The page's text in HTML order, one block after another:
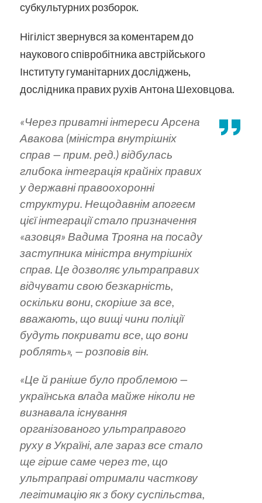
субкультурних розборок.
Нігіліст звернувся за коментарем до
наукового співробітника австрійського
Інституту гуманітарних досліджень,
дослідника правих рухів Антона Шеховцова.
«Через приватні інтереси Арсена
Авакова (міністра внутрішніх
справ — прим. ред.) відбулась
глибока інтеграція крайніх правих
у державні правоохоронні
структури. Нещодавнім апогеєм
цієї інтеграції стало призначення
«азовця» Вадима Трояна на посаду
заступника міністра внутрішніх
справ. Це дозволяє ультраправих
відчувати свою безкарність,
оскільки вони, скоріше за все,
вважають, що вищі чини поліції
будуть покривати все, що вони
роблять», — розповів він.
«Це й раніше було проблемою —
українська влада майже ніколи не
визнавала існування
організованого ультраправого
руху в Україні, але зараз все стало
ще гірше саме через те, що
ультраправі отримали часткову
легітимацію як з боку суспільства,